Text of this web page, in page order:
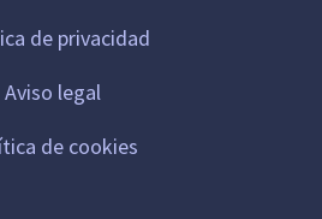
de privacidad
Aviso legal
de cookies